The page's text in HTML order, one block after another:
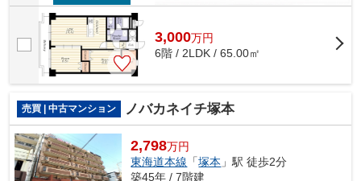
3,000万円
6階 / 2LDK / 65.00㎡
売買 | 中古マンション ノバカネイチ塚本
2,798万円
東海道本線 「塚本 」駅 徒歩2分
築45年 / 7階建